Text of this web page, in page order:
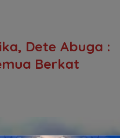
Dete Abuga :
Berkat